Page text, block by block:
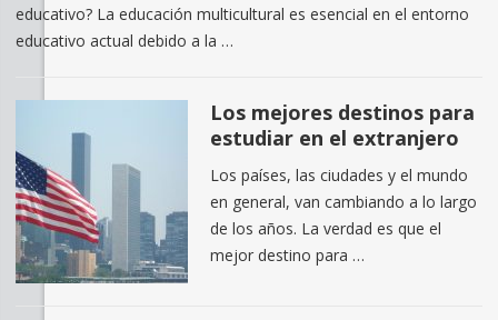
educativo? La educación multicultural es esencial en el entorno
educativo actual debido a la …
Los mejores destinos para
estudiar en el extranjero
Los países, las ciudades y el mundo
en general, van cambiando a lo largo
de los años. La verdad es que el
mejor destino para …